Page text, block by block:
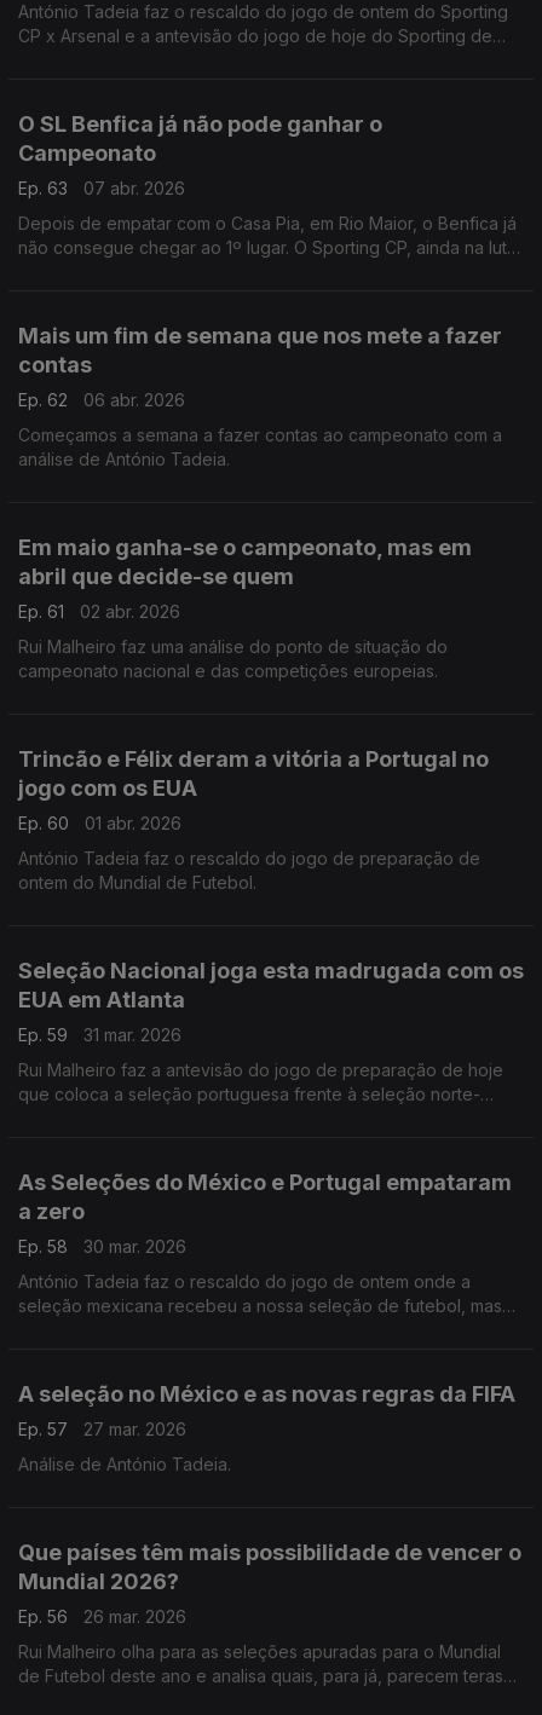
António Tadeia faz o rescaldo do jogo de ontem do Sporting
CP x Arsenal e a antevisão do jogo de hoje do Sporting de
O SL Benfica já não pode ganhar o
Campeonato
Ep. 63
07 abr. 2026
Depois de empatar com o Casa Pia, em Rio Maior, o Benfica já
não consegue chegar ao 1º lugar. O Sporting CP, ainda na luta
Mais um fim de semana que nos mete a fazer
contas
Ep. 62
06 abr. 2026
Começamos a semana a fazer contas ao campeonato com a
análise de António Tadeia.
Em maio ganha-se o campeonato, mas em
abril que decide-se quem
Ep. 61
02 abr. 2026
Rui Malheiro faz uma análise do ponto de situação do
campeonato nacional e das competições europeias.
Trincão e Félix deram a vitória a Portugal no
jogo com os EUA
Ep. 60
01 abr. 2026
António Tadeia faz o rescaldo do jogo de preparação de
ontem do Mundial de Futebol.
Seleção Nacional joga esta madrugada com os
EUA em Atlanta
Ep. 59
31 mar. 2026
Rui Malheiro faz a antevisão do jogo de preparação de hoje
que coloca a seleção portuguesa frente à seleção norte-
As Seleções do México e Portugal empataram
a zero
Ep. 58
30 mar. 2026
António Tadeia faz o rescaldo do jogo de ontem onde a
seleção mexicana recebeu a nossa seleção de futebol, mas
A seleção no México e as novas regras da FIFA
Ep. 57
27 mar. 2026
Análise de António Tadeia.
Que países têm mais possibilidade de vencer o
Mundial 2026?
Ep. 56
26 mar. 2026
Rui Malheiro olha para as seleções apuradas para o Mundial
de Futebol deste ano e analisa quais, para já, parecem teras